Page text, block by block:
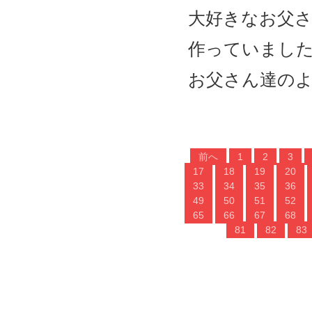
大好きなお父
作っていまし
お父さん達の
前へ 1 2
3
17
18 19
20
33
34 35
36
49
50 51
52
65
66 67
68
81
82 83